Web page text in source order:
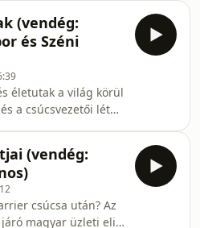
Partner)
c
sokszor az
és egyedi
történeteire
olyan csúcsvezető
akik
az üvegplafon
siker és a
mindenki számára
(vendég:
és Széni
életutak a világ körül
a csúcsvezetői lét
a következő
szerkesztési elvet
a maguk
(vendég:
csúcsa után? Az
járó magyar üzleti elit